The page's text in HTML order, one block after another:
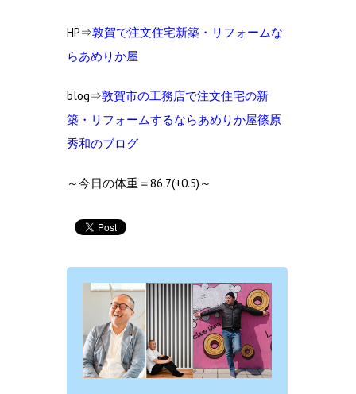
HP⇒敦賀で注文住宅新築・リフォームな
らあめりか屋
blog⇒敦賀市の工務店で注文住宅の新
築・リフォームするならあめりか屋篠原
秀和のブログ
～今日の体重＝86.7(+0.5)～